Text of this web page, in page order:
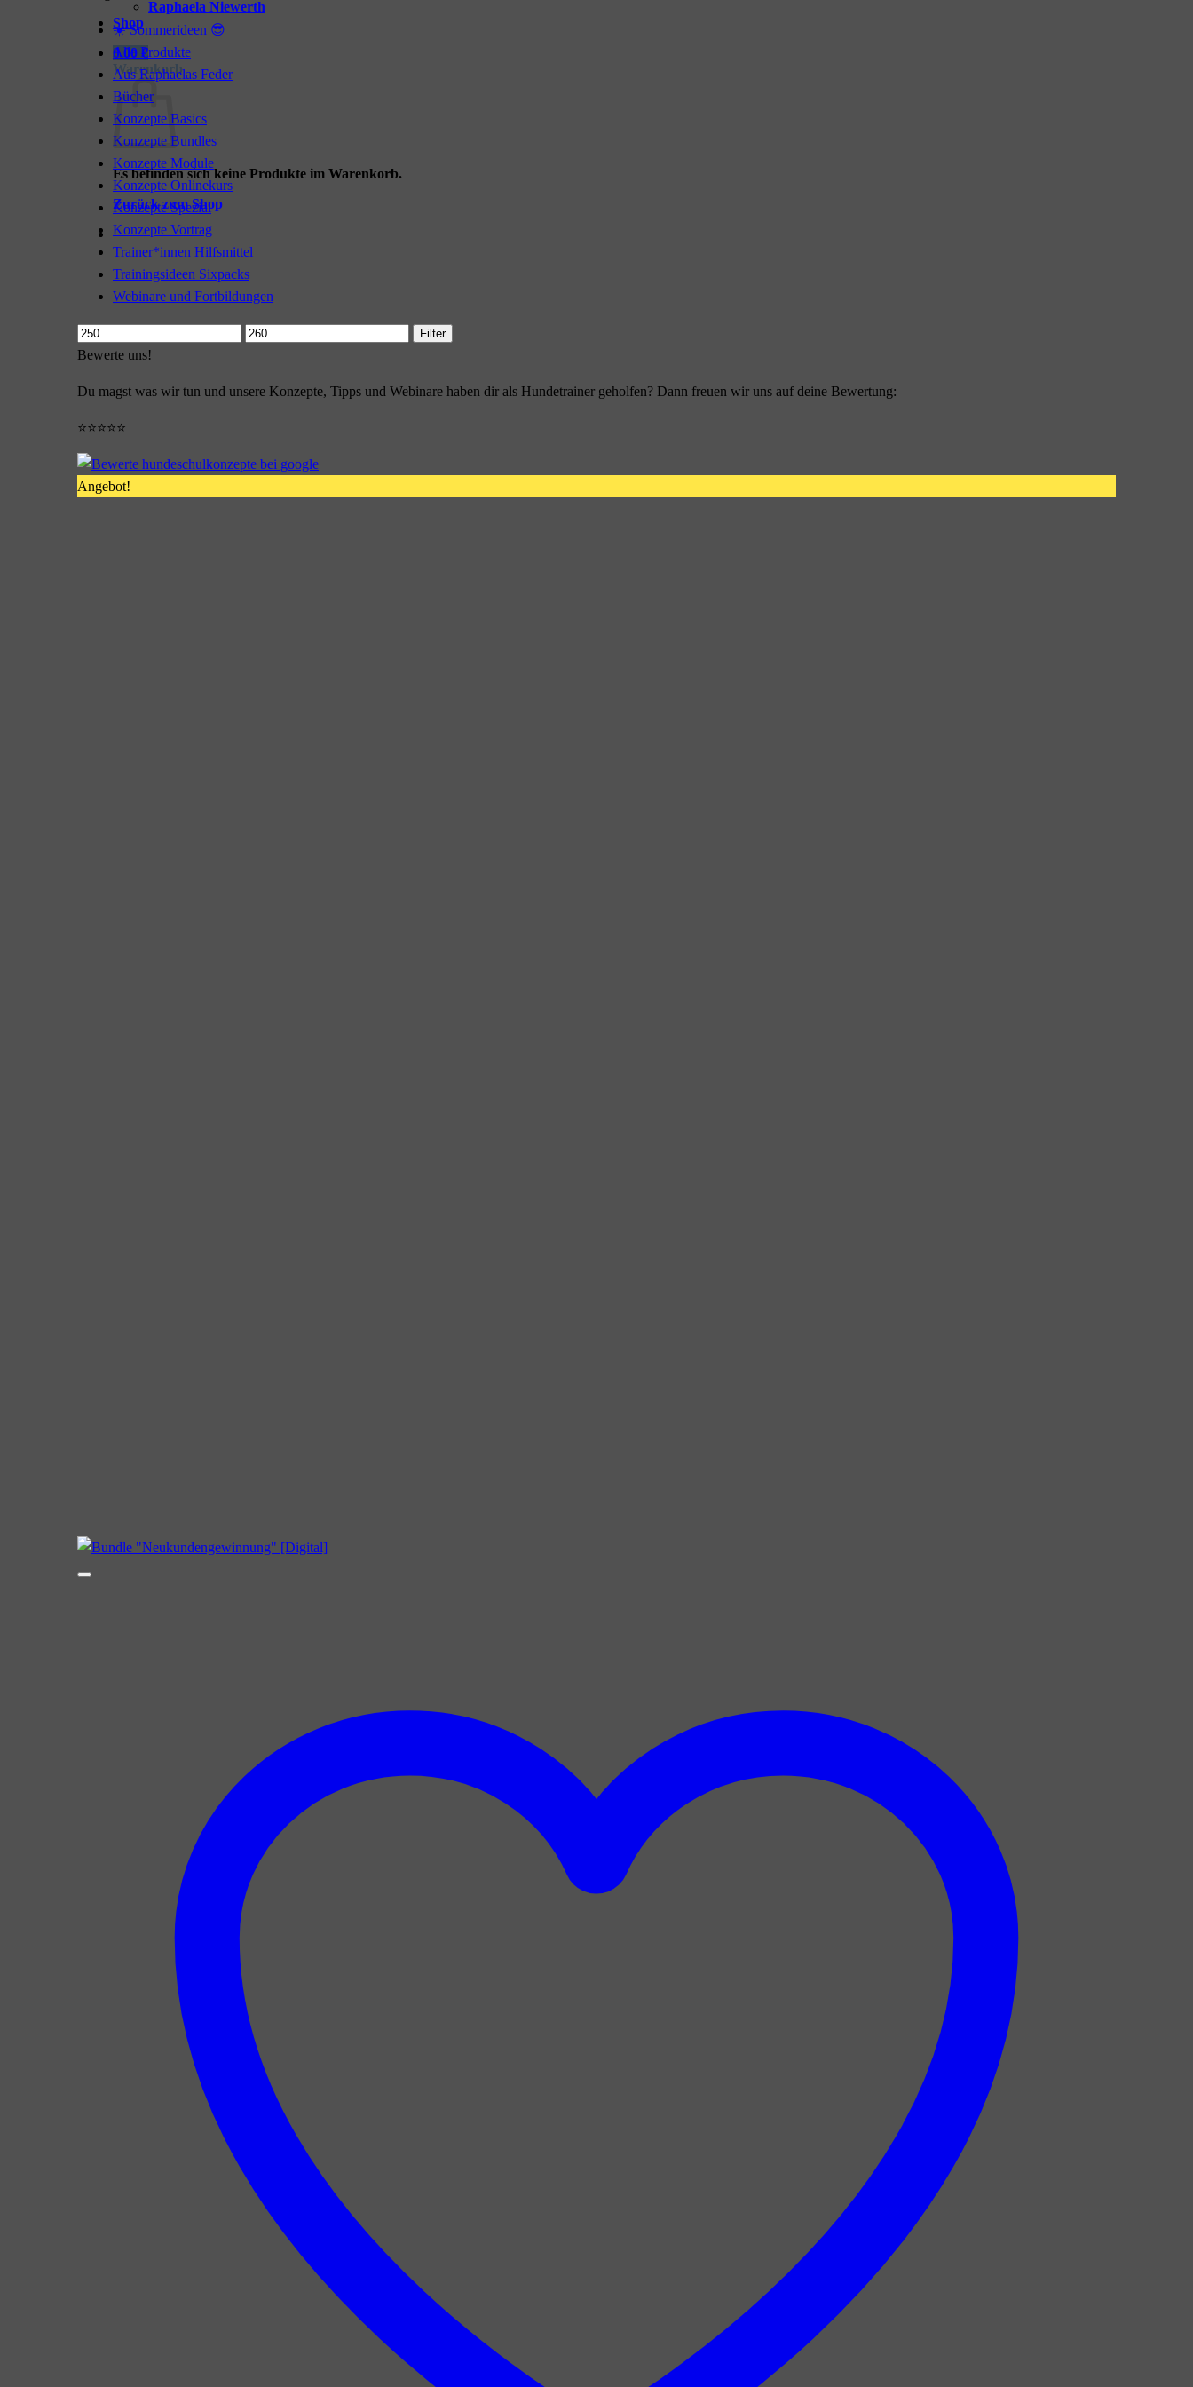
Raphaela Niewerth
Shop
0,00€
Warenkorb
Es befinden sich keine Produkte im Warenkorb.
Zurück zum Shop
☀️ Sommerideen 😎
Alle Produkte
Aus Raphaelas Feder
Bücher
Konzepte Basics
Konzepte Bundles
Konzepte Module
Konzepte Onlinekurs
Konzepte Spezial
Konzepte Vortrag
Trainer*innen Hilfsmittel
Trainingsideen Sixpacks
Webinare und Fortbildungen
Min.
Preis
Max.
Filter
Bewerte uns!
Du magst was wir tun und unsere Konzepte, Tipps und Webinare haben dir als Hundetrainer geholfen? Dann freuen wir uns auf deine Bewertung:
⭐⭐⭐⭐⭐
Angebot!